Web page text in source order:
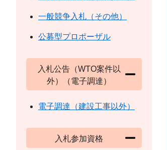
一般競争入札（その他）
公募型プロポーザル
入札公告（WTO案件以
外）（電子調達）
電子調達（建設工事以外）
入札参加資格